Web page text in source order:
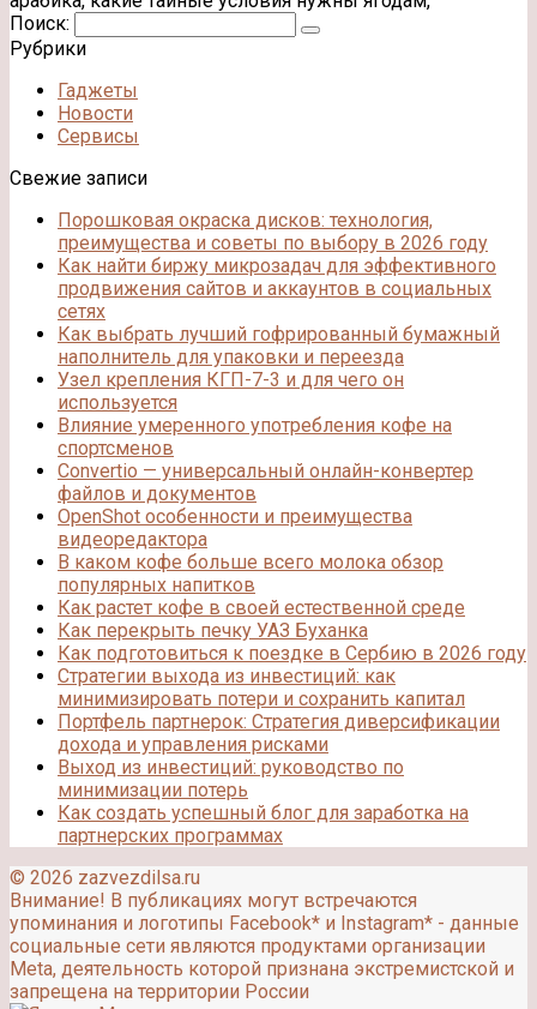
Поиск:
Рубрики
Гаджеты
Новости
Сервисы
Свежие записи
Порошковая окраска дисков: технология,
преимущества и советы по выбору в 2026 году
Как найти биржу микрозадач для эффективного
продвижения сайтов и аккаунтов в социальных
сетях
Как выбрать лучший гофрированный бумажный
наполнитель для упаковки и переезда
Узел крепления КГП-7-3 и для чего он
используется
Влияние умеренного употребления кофе на
спортсменов
Convertio — универсальный онлайн-конвертер
файлов и документов
OpenShot особенности и преимущества
видеоредактора
В каком кофе больше всего молока обзор
популярных напитков
Как растет кофе в своей естественной среде
Как перекрыть печку УАЗ Буханка
Как подготовиться к поездке в Сербию в 2026 году
Стратегии выхода из инвестиций: как
минимизировать потери и сохранить капитал
Портфель партнерок: Стратегия диверсификации
дохода и управления рисками
Выход из инвестиций: руководство по
минимизации потерь
Как создать успешный блог для заработка на
партнерских программах
© 2026 zazvezdilsa.ru
Внимание! В публикациях могут встречаются
упоминания и логотипы Facebook* и Instagram* - данные
социальные сети являются продуктами организации
Meta, деятельность которой признана экстремистской и
запрещена на территории России